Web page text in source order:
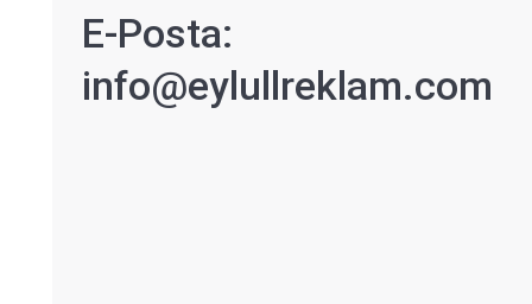
E-Posta:
info@eylullreklam.com